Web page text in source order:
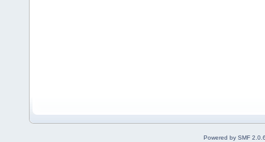
Powered by SMF